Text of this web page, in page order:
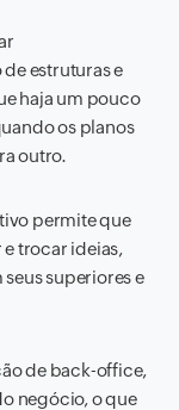
estruturas e
haja um pouco
os planos
outro.
permite que
trocar ideias,
superiores e
de back-office,
negócio, o que